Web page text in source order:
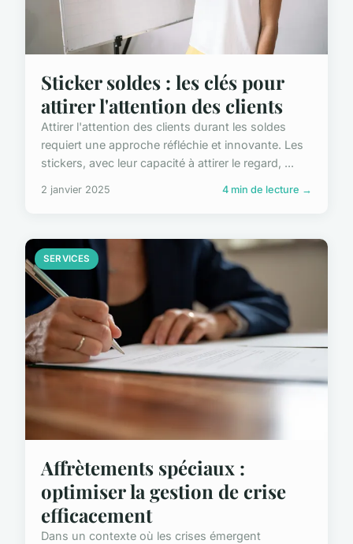
Sticker soldes : les clés pour
attirer l'attention des clients
Attirer l'attention des clients durant les soldes
requiert une approche réfléchie et innovante. Les
stickers, avec leur capacité à attirer le regard, ...
2 janvier 2025 4 min de lecture →
SERVICES
Affrètements spéciaux :
optimiser la gestion de crise
efficacement
Dans un contexte où les crises émergent